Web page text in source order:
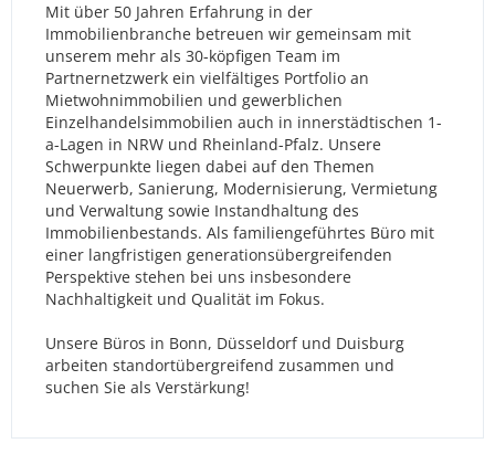
Mit über 50 Jahren Erfahrung in der
Immobilienbranche betreuen wir gemeinsam mit
unserem mehr als 30-köpfigen Team im
Partnernetzwerk ein vielfältiges Portfolio an
Mietwohnimmobilien und gewerblichen
Einzelhandelsimmobilien auch in innerstädtischen 1-
a-Lagen in NRW und Rheinland-Pfalz. Unsere
Schwerpunkte liegen dabei auf den Themen
Neuerwerb, Sanierung, Modernisierung, Vermietung
und Verwaltung sowie Instandhaltung des
Immobilienbestands. Als familiengeführtes Büro mit
einer langfristigen generationsübergreifenden
Perspektive stehen bei uns insbesondere
Nachhaltigkeit und Qualität im Fokus.
Unsere Büros in Bonn, Düsseldorf und Duisburg
arbeiten standortübergreifend zusammen und
suchen Sie als Verstärkung!